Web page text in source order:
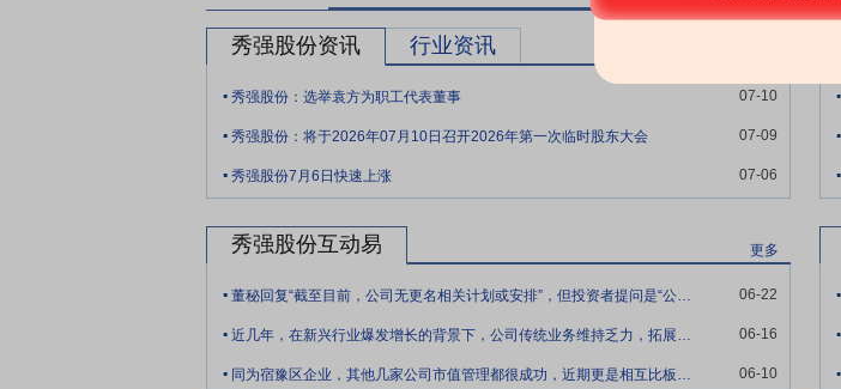
要点7：工艺积累与研发转化能力
公司围绕彩晶、镀膜、多曲面及新能源玻璃等
技术平台能力。公司作为彩晶装饰玻璃国家标准的主要起草单位之一，通过了
项、外观设计专利5项，为产品迭代、工艺升级和新应用拓展提供了较好的技术支撑
要点8：制造交付与质量保障能力
公司围绕玻璃深加工关键工序，构建了较为完
多品种、多批次订单的承接能力。
作为国有控股上市公司，公司持续完善法人治
公司持续经营和稳健发展提供保障。
要点10：拟2.8亿元向控股股东出售幼儿教育资产
2019年6月12日公告,公司与控
秀强股份资讯 行业资讯
. 秀强股份：选举袁方为职工代表董事 07-10
. 秀强股份：将于2026年07月10日召开2026年第一次临时股东大会 07-09
. 秀强股份7月6日快速上涨 07-06
.
.
秀强股份互动易 更多
. 董秘回复“截至目前，公司无更名相关计划或安排”，但投资者提问是“公司至今不更名的 06-22
. 近几年，在新兴行业爆发增长的背景下，公司传统业务维持乏力，拓展业务进展非常缓慢， 06-16
. 同为宿豫区企业，其他几家公司市值管理都很成功，近期更是相互比板，为何只有秀强股份 06-10
.
.
.